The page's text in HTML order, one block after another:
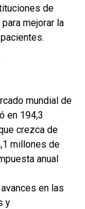
de
mejorar la
mundial de
en 194,3
crezca de
millones de
anual
en las
y